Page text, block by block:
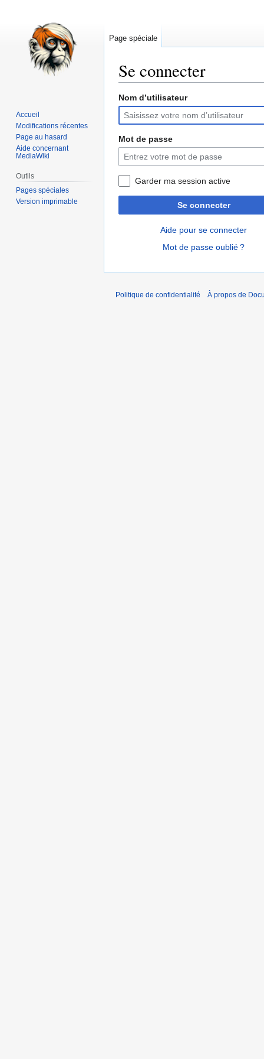
Se connecter
Aller
la
navigation
Aller
la
recherche
Nom d’utilisateur
Mot de passe
Garder ma session active
Se connecter
Aide pour se connecter
Mot de passe oublié ?
Page spéciale
Accueil
Modifications récentes
Page au hasard
Aide concernant
MediaWiki
Outils
Pages spéciales
Version imprimable
Politique de confidentialité À propos de